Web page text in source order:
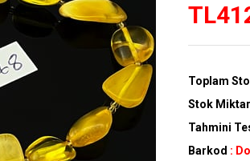
Toplam
Stok
Tahmini
Barkod :